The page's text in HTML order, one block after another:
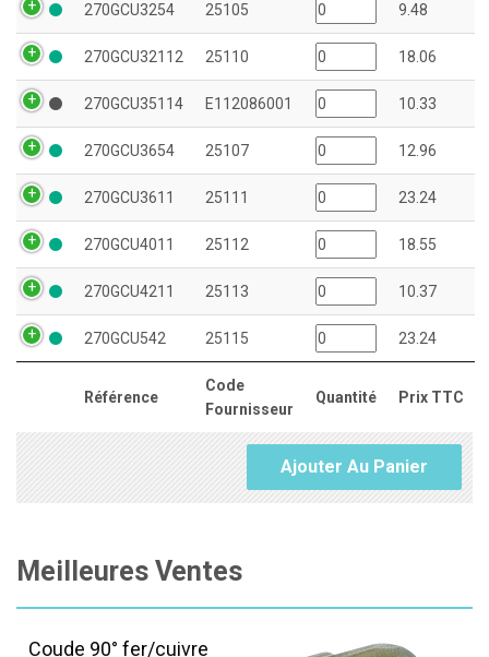
Référence
Code
Fournisseur
Quantité Prix TTC
270GCU3254 25105 9.48
270GCU32112 25110 18.06
270GCU35114 E112086001 10.33
270GCU3654 25107 12.96
270GCU3611 25111 23.24
270GCU4011 25112 18.55
270GCU4211 25113 10.37
270GCU542 25115 23.24
Ajouter Au Panier
Meilleures Ventes
Coude 90° fer/cuivre